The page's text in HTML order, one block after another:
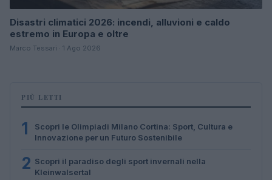
Disastri climatici 2026: incendi, alluvioni e caldo
estremo in Europa e oltre
Marco Tessari · 1 Ago 2026
PIÙ LETTI
1
Scopri le Olimpiadi Milano Cortina: Sport, Cultura e
Innovazione per un Futuro Sostenibile
2 Scopri il paradiso degli sport invernali nella
Kleinwalsertal